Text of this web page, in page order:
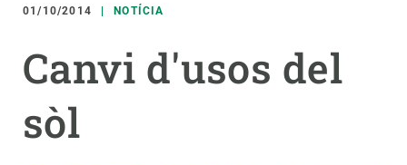
01/10/2014 NOTÍCIA
Canvi d'usos del
sòl
responsive
Responsive
menu
SOBRE NOSALTRES
RECERCA